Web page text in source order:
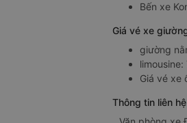
Bến xe
Giá vé xe
giường
Giá vé xe
Thông tin liên hệ